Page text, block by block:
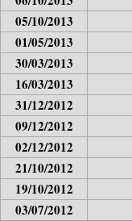
05/10/2013
01/05/2013
30/03/2013
16/03/2013
31/12/2012
09/12/2012
02/12/2012
21/10/2012
19/10/2012
03/07/2012